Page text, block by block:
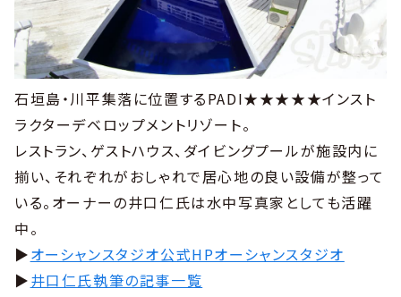
石垣島・川平集落に位置するPADI★★★★★インスト
ラクターデベロップメントリゾート。
レストラン、ゲストハウス、ダイビングプールが施設内に
揃い、それぞれがおしゃれで居心地の良い設備が整って
いる。オーナーの井口仁氏は水中写真家としても活躍
中。
▶︎オーシャンスタジオ公式HPオーシャンスタジオ
▶︎井口仁氏執筆の記事一覧